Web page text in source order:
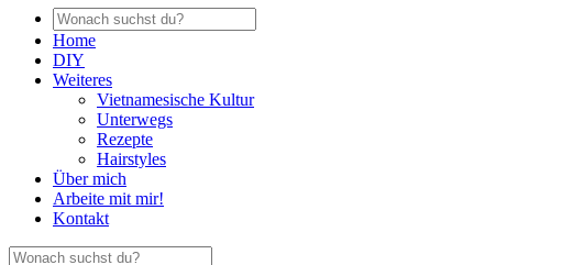
Home
DIY
Weiteres
Vietnamesische Kultur
Unterwegs
Rezepte
Hairstyles
Über mich
Arbeite mit mir!
Kontakt